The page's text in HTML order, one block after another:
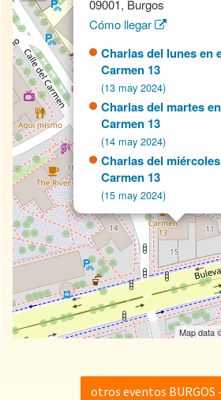
09001, Burgos
Cómo llegar
Charlas del lunes en
Carmen 13
(13 may 2024)
Charlas del martes
Carmen 13
(14 may 2024)
Charlas del
Carmen 13
(15 may 2024)
Map data
otros eventos BURGOS